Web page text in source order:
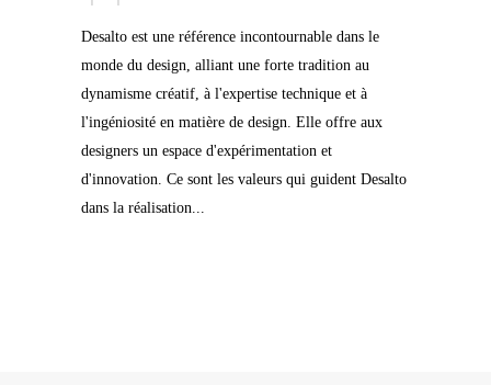
Desalto est une référence incontournable dans le
monde du design, alliant une forte tradition au
dynamisme créatif, à l'expertise technique et à
l'ingéniosité en matière de design. Elle offre aux
designers un espace d'expérimentation et
d'innovation. Ce sont les valeurs qui guident Desalto
dans la réalisation...